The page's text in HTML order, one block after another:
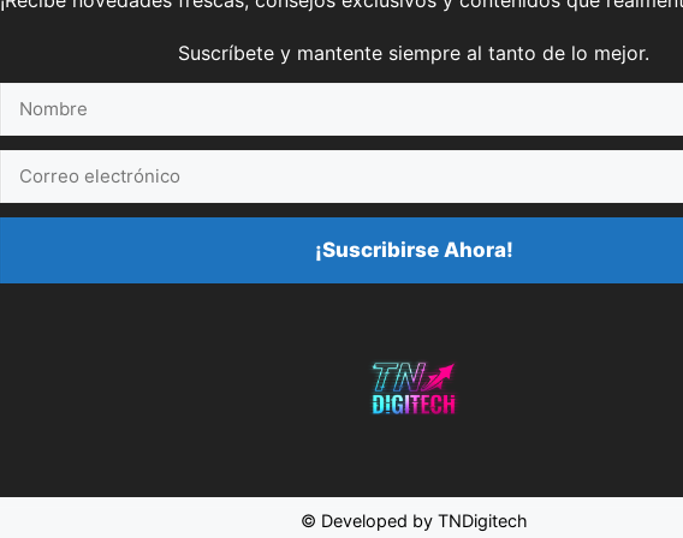
Suscríbete y mantente siempre al tanto de lo mejor.
electrónico
¡Suscribirse Ahora!